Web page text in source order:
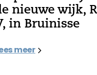
nieuwe wijk,
in Bruinisse
meer